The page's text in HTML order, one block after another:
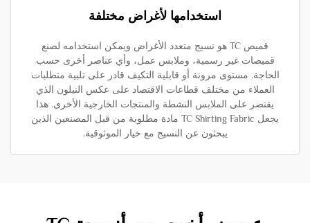
استخدامها لأغراض مختلفة
قميص TC هو نسيج متعدد الأغراض ويمكن استخدامه لصنع
قميصات غير رسمية، وملابس عمل، وأي عناصر أخرى حسب
الحاجة. مستوى مرونة أو قابلية التكيف قادر على تلبية متطلبات
العملاء من مختلف قطاعات الاقتصاد على عكس النيلون الذي
يقتصر على الملابس النشطة والمنتجات الخارجية الأخرى. هذا
يجعل TC Shirting Fabric مادة مطلوبة من قبل المصنعين الذين
يبحثون عن النسيج مع خيار الموثوقية.